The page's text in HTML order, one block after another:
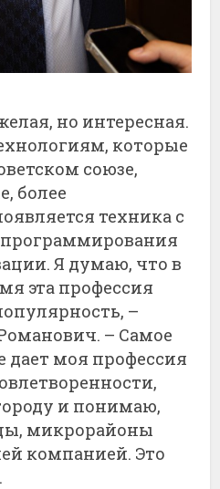
но интересная.
которые
союзе,
более
техника с
Я думаю, что в
эта профессия
–
– Самое
дает моя профессия
и понимаю,
микрорайоны
компанией. Это